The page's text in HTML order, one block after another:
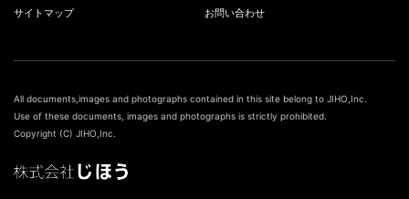
サイトマップ
お問い合わせ
All documents,images and photographs contained in this site belong to JIHO,Inc.
Use of these documents, images and photographs is strictly prohibited.
Copyright (C) JIHO,Inc.